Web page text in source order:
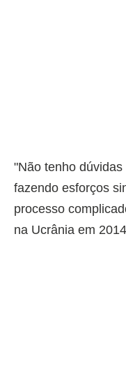
"Não tenho
fazendo esforços
processo
na Ucrânia em